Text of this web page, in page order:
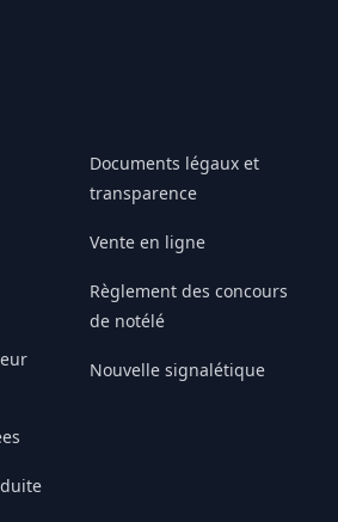
journalistique
Documents légaux et
transparence
Vente en ligne
Règlement des concours
de notélé
Nouvelle signalétique